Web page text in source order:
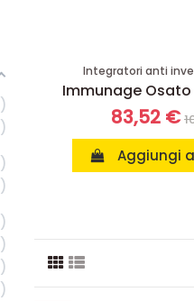
Integratori anti
Immunage
83,52 €
Aggiungi